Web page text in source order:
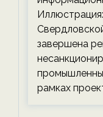
завершена
рамках